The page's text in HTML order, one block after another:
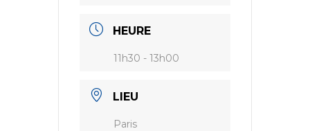
HEURE
11h30 - 13h00
LIEU
Paris